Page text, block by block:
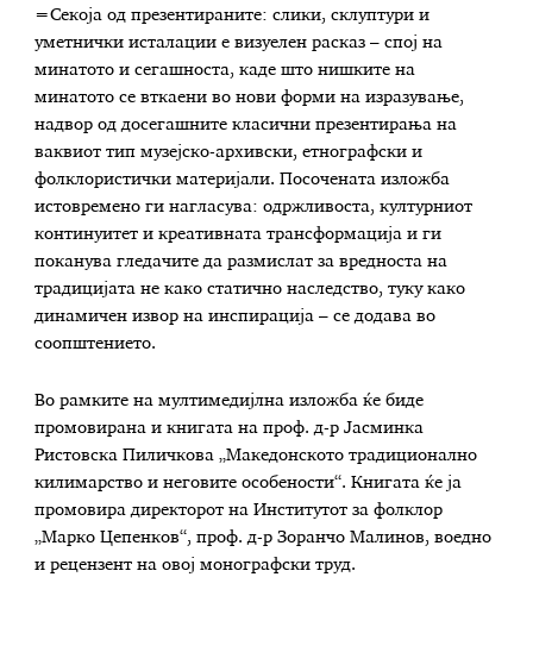
=Секоја од презентираните: слики, склуптури и
уметнички исталации е визуелен расказ – спој на
минатото и сегашноста, каде што нишките на
минатото се вткаени во нови форми на изразување,
надвор од досегашните класични презентирања на
ваквиот тип музејско-архивски, етнографски и
фолклористички материјали. Посочената изложба
истовремено ги нагласува: одржливоста, културниот
континуитет и креативната трансформација и ги
поканува гледачите да размислат за вредноста на
традицијата не како статично наследство, туку како
динамичен извор на инспирација – се додава во
соопштението.
Во рамките на мултимедијлна изложба ќе биде
промовирана и книгата на проф. д-р Јасминка
Ристовска Пиличкова „Македонското традиционално
килимарство и неговите особености“. Книгата ќе ја
промовира директорот на Институтот за фолклор
„Марко Цепенков“, проф. д-р Зоранчо Малинов, воедно
и рецензент на овој монографски труд.